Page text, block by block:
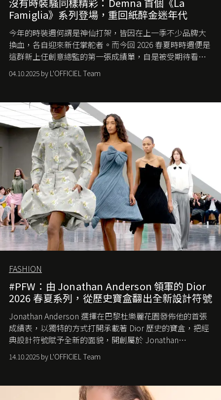
沒有時裝騷同樣精彩：Demna 首個《La
Famiglia》系列登場，重回紙醉金迷年代
今年的時裝週何謂是神仙打架，皆因在上一季不少品牌大
換血，各自迎來新任掌舵者。而今回 2026 春夏時時週便是
這群新上任創意總監的第一張成績單，自是被受期待看他
們如何各顯神通。意大利老牌 Gucci 在過去幾個季度業績
難已救回，開雲集團任命成功曾翻轉 Balenciaga 的愛將
團市值一日蒸發 30 億美元，大眾擔心走得太前的 Demna
會忽略品牌的美學基礎，最後變成三不像。而從剛剛推出
的首作所造成的話題及關注度，我們便知道 Demna 沒這麼
簡單，一個嶄新的 Gucci 時代已經展開！
04.10.2025 by L'OFFICIEL Team
FASHION
#PFW：由 Jonathan Anderson 領軍的 Dior
2026 春夏系列，從歷史寶盒翻出全新設計符號
Jonathan Anderson 選擇在巴黎杜樂麗花園發佈他的首張
成績表，以獨特的方式打開承載著 Dior 歷史的寶盒，把經
典設計符號賦予全新的面貌，開創屬於 Jonathan
Anderson 的 Dior 時代。
14.10.2025 by L'OFFICIEL Team